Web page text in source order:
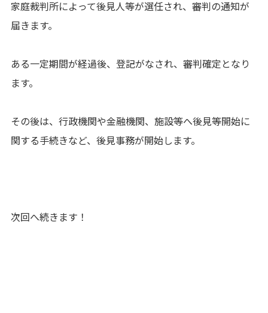
家庭裁判所によって後見人等が選任され、審判の通知が
届きます。
ある一定期間が経過後、登記がなされ、審判確定となり
ます。
その後は、行政機関や金融機関、施設等へ後見等開始に
関する手続きなど、後見事務が開始します。
次回へ続きます！